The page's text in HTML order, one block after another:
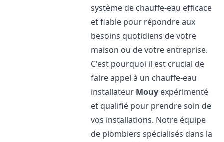
système de chauffe-eau efficace
et fiable pour répondre aux
besoins quotidiens de votre
maison ou de votre entreprise.
C'est pourquoi il est crucial de
faire appel à un chauffe-eau
installateur Mouy expérimenté
et qualifié pour prendre soin de
vos installations. Notre équipe
de plombiers spécialisés dans la